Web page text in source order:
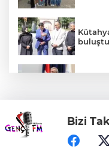
buluştu
Uludağ
Bizi